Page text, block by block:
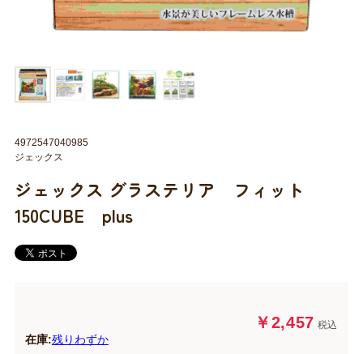
ジェックス グラステリア フィット
150CUBE plus
￥2,457 税込
在庫:残りわずか
4972547040985
ジェックス